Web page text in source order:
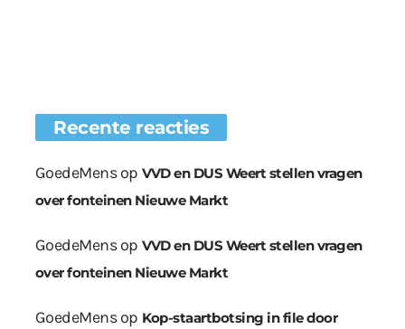
Recente reacties
GoedeMensop VVD en DUS Weert stellen vragen
over fonteinen Nieuwe Markt
GoedeMensop VVD en DUS Weert stellen vragen
over fonteinen Nieuwe Markt
GoedeMensop Kop-staartbotsing in file door